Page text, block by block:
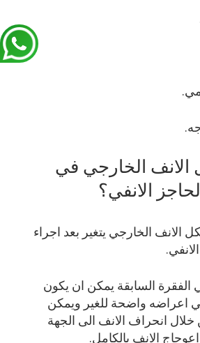
الانف الخارجي في
الانفي؟
الانف الخارجي يتغير بعد اجراء
الفقرة السابقة يمكن ان يكون
اعراضه واضحة للغير ويمكن
انحراف الانف الى الجهة
الانف بالكامل.